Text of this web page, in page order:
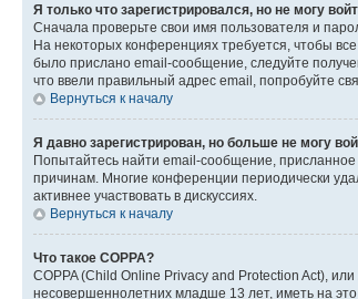
Я только что зарегистрировался, но не могу
Сначала проверьте свои имя пользователя и
На некоторых конференциях требуется, чтобы
было прислано email-сообщение, следуйте
что ввели правильный адрес email, попробуйте
Вернуться к началу
Я давно зарегистрирован, но больше не могу
Попытайтесь найти email-сообщение, присланное
причинам. Многие конференции периодически
активнее участвовать в дискуссиях.
Вернуться к началу
Что такое COPPA?
COPPA (Child Online Privacy and Protection Act),
несовершеннолетних младше 13 лет, иметь на